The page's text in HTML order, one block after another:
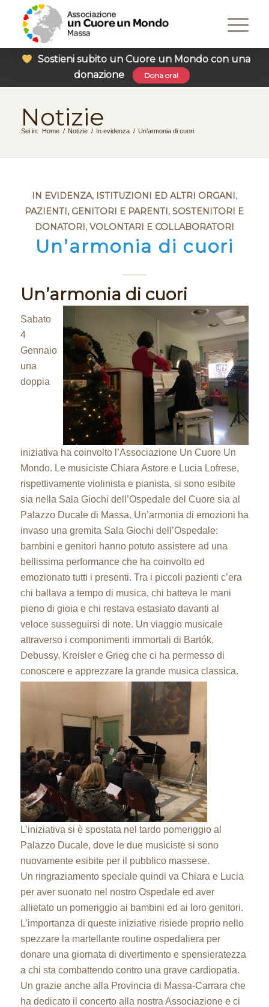
Sostieni subito un Cuore un Mondo con una
donazione
Dona ora!
Notizie
Sei in: Home / Notizie / In evidenza / Un’armonia di cuori
IN EVIDENZA, ISTITUZIONI ED ALTRI ORGANI,
PAZIENTI, GENITORI E PARENTI,SOSTENITORI E
DONATORI, VOLONTARI E COLLABORATORI
Un’armonia di cuori
Un’armonia di cuori
Sabato
4
Gennaio
una
doppia
iniziativa ha coinvolto l’Associazione Un Cuore Un
Mondo. Le musiciste Chiara Astore e Lucia Lofrese,
rispettivamente violinista e pianista, si sono esibite
sia nella Sala Giochi dell’Ospedale del Cuore sia al
Palazzo Ducale di Massa. Un’armonia di emozioni ha
invaso una gremita Sala Giochi dell’Ospedale:
bambini e genitori hanno potuto assistere ad una
bellissima performance che ha coinvolto ed
emozionato tutti i presenti. Tra i piccoli pazienti c’era
chi ballava a tempo di musica, chi batteva le mani
pieno di gioia e chi restava estasiato davanti al
veloce susseguirsi di note. Un viaggio musicale
attraverso i componimenti immortali di Bartók,
Debussy, Kreisler e Grieg che ci ha permesso di
conoscere e apprezzare la grande musica classica.
L’iniziativa si è spostata nel tardo pomeriggio al
Palazzo Ducale, dove le due musiciste si sono
nuovamente esibite per il pubblico massese.
Un ringraziamento speciale quindi va Chiara e Lucia
per aver suonato nel nostro Ospedale ed aver
allietato un pomeriggio ai bambini ed ai loro genitori.
L’importanza di queste iniziative risiede proprio nello
spezzare la martellante routine ospedaliera per
donare una giornata di divertimento e spensieratezza
a chi sta combattendo contro una grave cardiopatia.
Un grazie anche alla Provincia di Massa-Carrara che
ha dedicato il concerto alla nostra Associazione e ci